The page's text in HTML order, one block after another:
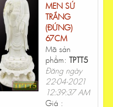
MEN SỨ
TRẮNG
(ĐỨNG)
67CM
Mã sản
phẩm: TPTT5
Đăng ngày
22-04-2021
12:39:37 AM
Giá :